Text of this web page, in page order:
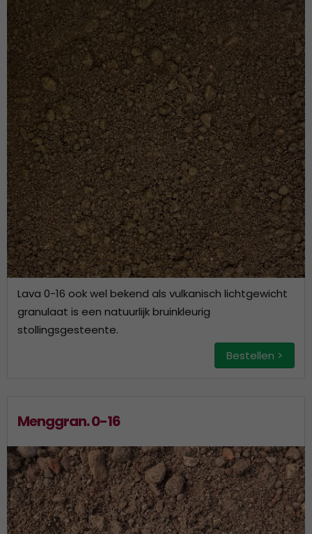
Lava 0-16 ook wel bekend als vulkanisch lichtgewicht
granulaat is een natuurlijk bruinkleurig
stollingsgesteente.
Bestellen >
Menggran. 0-16